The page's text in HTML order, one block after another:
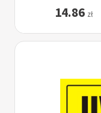
14.86 zł